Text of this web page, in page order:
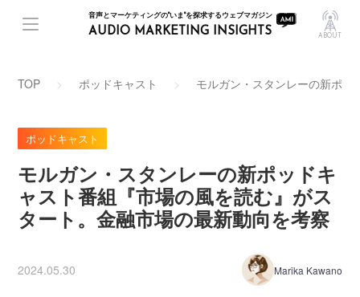
音声とマーケティングの"いま"を探求するウェブマガジン
AUDIO MARKETING INSIGHTS ABOUT
TOP ポッドキャスト モルガン・スタンレーの新ポ
ポッドキャスト
モルガン・スタンレーの新ポッドキ
ャスト番組『市場の風を読む』がス
タート。金融市場の最新動向を考察
2024.05.30 Marika Kawano